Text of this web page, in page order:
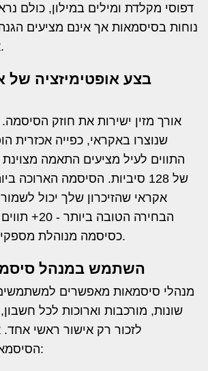
דפוסי מקלדת ומילים במילון, כולם
נוחות בסיסמאות אך אינם מציעים
אקראיות לחלוטין.
בצע אופטימיזציה של
התווים לעיל מציעים התאמה
של 128 סיביות. הסיסמה הארוכה
אקראי שהזיכרון שלך יכול
הבחירה הטובה
כסיסמה מנוהלת מספקים הגנה אידיאלית.
השתמש במנהל
מנהלי סיסמאות מאפשרים
שונות, מורכבות וארוכות לכל
לזכור רק אישור ראשי
הסיסמאות האלה מציעות: